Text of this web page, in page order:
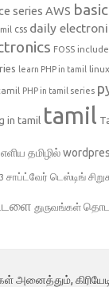
series AWS
css daily
FOSS include
learn PHP in tamil linux
PHP in tamil series
in tamil tamil
எளிய தமிழில்
சாப்ட்வேர் டெஸ்டிங்
துருவங்கள்
அனைத்தும்,